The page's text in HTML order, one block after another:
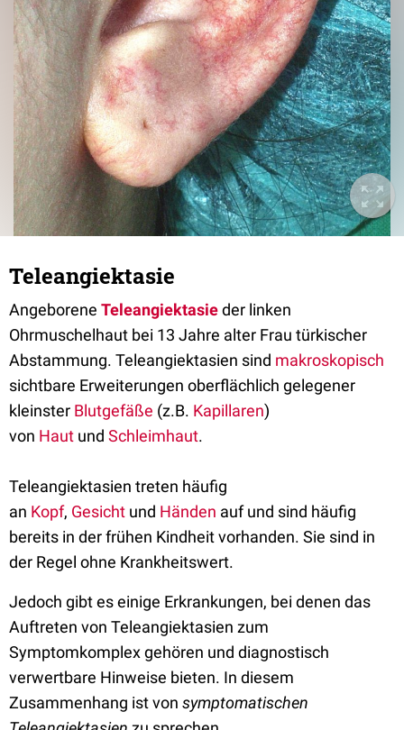
Teleangiektasie
Angeborene Teleangiektasieder linken
Ohrmuschelhaut bei 13 Jahre alter Frau türkischer
Abstammung. Teleangiektasien sind makroskopisch
sichtbare Erweiterungen oberflächlich gelegener
kleinster Blutgefäße (z.B. Kapillaren)
von Haut und Schleimhaut.
Teleangiektasien treten häufig
an Kopf, Gesicht und Händen auf und sind häufig
bereits in der frühen Kindheit vorhanden. Sie sind in
der Regel ohne Krankheitswert.
Jedoch gibt es einige Erkrankungen, bei denen das
Auftreten von Teleangiektasien zum
Symptomkomplex gehören und diagnostisch
verwertbare Hinweise bieten. In diesem
Zusammenhang ist von symptomatischen